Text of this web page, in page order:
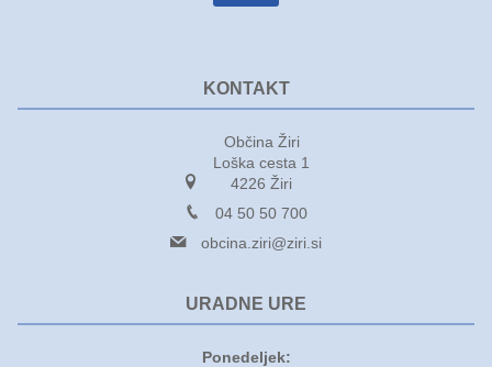
KONTAKT
Občina Žiri
Loška cesta 1
4226 Žiri
04 50 50 700
obcina.ziri@ziri.si
URADNE URE
Ponedeljek: